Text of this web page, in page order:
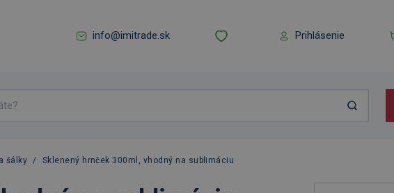
info@imitrade.sk Prihlásenie
šálky / Sklenený hrnček 300ml, vhodný na sublimáciu